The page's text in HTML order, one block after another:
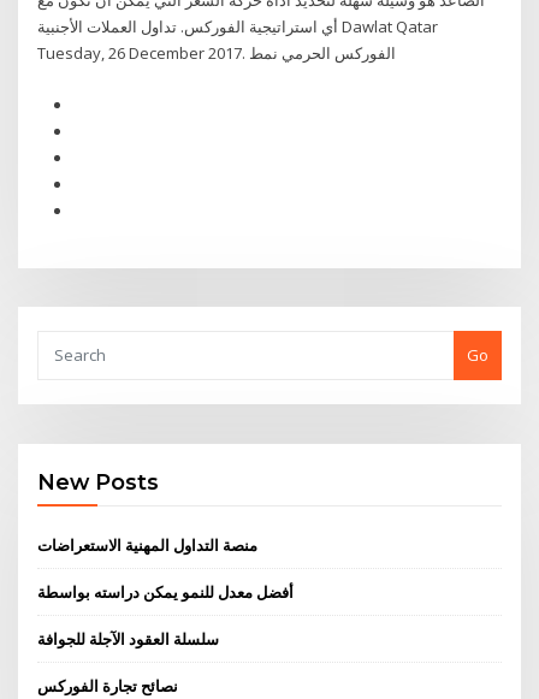
أي استراتيجية الفوركس. تداول العملات الأجنبية Dawlat Qatar
Tuesday, 26 December 2017. الفوركس الحرمي نمط
Go
New Posts
منصة التداول المهنية الاستعراضات
أفضل معدل للنمو يمكن دراسته بواسطة
سلسلة العقود الآجلة للجوافة
نصائح تجارة الفوركس